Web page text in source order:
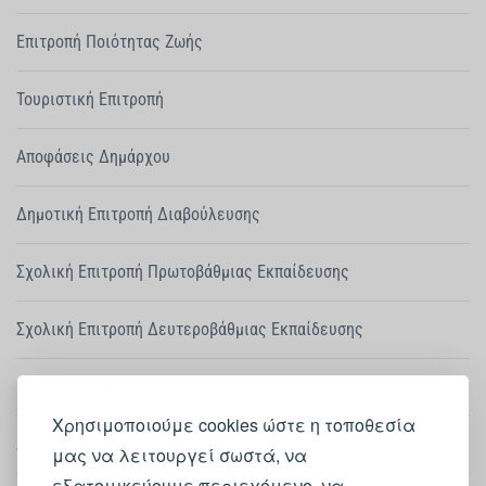
Χρησιμοποιούμε cookies ώστε η τοποθεσία
μας να λειτουργεί σωστά, να
Επιτροπή Ποιότητας Ζωής
Τουριστική Επιτροπή
Αποφάσεις Δημάρχου
Δημοτική Επιτροπή Διαβούλευσης
Σχολική Επιτροπή Πρωτοβάθμιας Εκπαίδευσης
Σχολική Επιτροπή Δευτεροβάθμιας Εκπαίδευσης